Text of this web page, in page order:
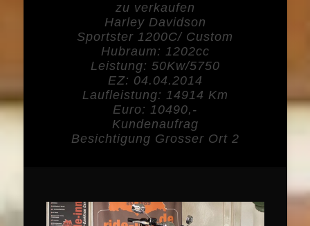
zu verkaufen
Harley Davidson
Sportster 1200C/ Custom
Hubraum: 1202cc
Leistung: 50Kw/5750
EZ: 04.04.2014
Laufleistung: 14914 Km
Euro: 10490,-
Kundenaufrag
Besichtigung Grosser Ort 2